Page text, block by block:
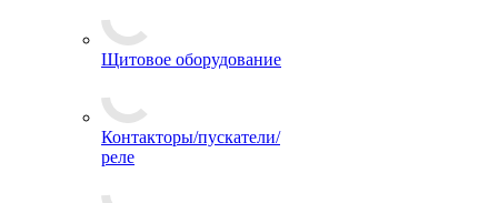
Щитовое оборудование
Контакторы/пускатели/
реле